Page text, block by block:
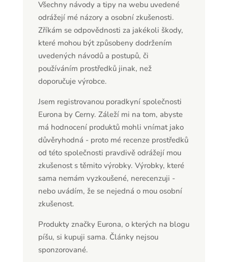
Všechny návody a tipy na webu uvedené
odrážejí mé názory a osobní zkušenosti.
Zříkám se odpovědnosti za jakékoli škody,
které mohou být způsobeny dodržením
uvedených návodů a postupů, či
používáním prostředků jinak, než
doporučuje výrobce.
Jsem registrovanou poradkyní společnosti
Eurona by Cerny. Záleží mi na tom, abyste
má hodnocení produktů mohli vnímat jako
důvěryhodná - proto mé recenze prostředků
od této společnosti pravdivě odrážejí mou
zkušenost s těmito výrobky. Výrobky, které
sama nemám vyzkoušené, nerecenzuji -
nebo uvádím, že se nejedná o mou osobní
zkušenost.
Produkty značky Eurona, o kterých na blogu
píšu, si kupuji sama. Články nejsou
sponzorované.